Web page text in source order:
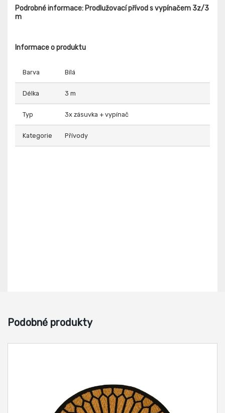
Podrobné informace: Prodlužovací přívod s vypínačem 3z/3
m
Informace o produktu
Barva Bílá
Délka 3 m
Typ 3x zásuvka + vypínač
Kategorie Přívody
Podobné produkty